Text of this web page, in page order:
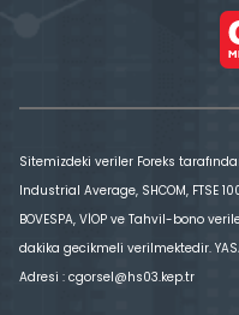
Sitemizdeki veriler Foreks
Industrial Average, SHCOM, FTSE
BOVESPA, VİOP ve Tahvil-bono
dakika gecikmeli verilmektedir.
Adresi : cgorsel@hs03.kep.tr